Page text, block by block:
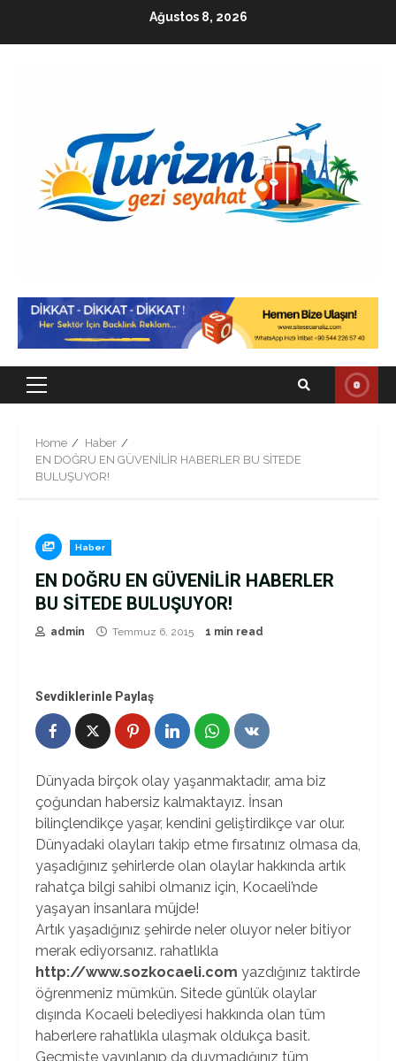
Ağustos 8, 2026
Primary
Home
Haber
EN DOĞRU EN GÜVENİLİR HABERLER BU SİTEDE
BULUŞUYOR!
Haber
EN DOĞRU EN GÜVENİLİR HABERLER
BU SİTEDE BULUŞUYOR!
admin Temmuz 6, 2015 1 min read
Sevdiklerinle Paylaş
Dünyada birçok olay yaşanmaktadır, ama biz
çoğundan habersiz kalmaktayız. İnsan
bilinçlendikçe yaşar, kendini geliştirdikçe var olur.
Dünyadaki olayları takip etme fırsatınız olmasa da,
yaşadığınız şehirlerde olan olaylar hakkında artık
rahatça bilgi sahibi olmanız için, Kocaeli’nde
yaşayan insanlara müjde!
Artık yaşadığınız şehirde neler oluyor neler bitiyor
merak ediyorsanız. rahatlıkla
http://www.sozkocaeli.com yazdığınız taktirde
öğrenmeniz mümkün. Sitede günlük olaylar
dışında Kocaeli belediyesi hakkında olan tüm
haberlere rahatlıkla ulaşmak oldukça basit.
Geçmişte yayınlanıp da duymadığınız tüm